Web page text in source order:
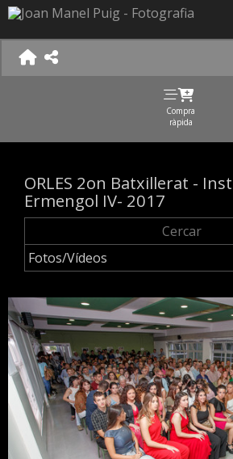
Compra
ràpida
ORLES 2on Batxillerat -
Ermengol IV- 2017